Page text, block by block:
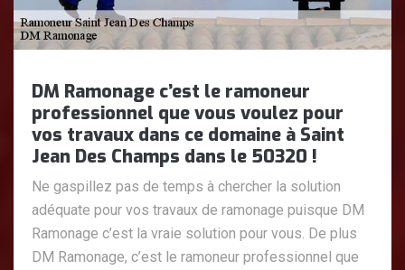
DM Ramonage c’est le ramoneur
professionnel que vous voulez pour
vos travaux dans ce domaine à Saint
Jean Des Champs dans le 50320 !
Ne gaspillez pas de temps à chercher la solution
adéquate pour vos travaux de ramonage puisque DM
Ramonage c’est la vraie solution pour vous. De plus
DM Ramonage, c’est le ramoneur professionnel que